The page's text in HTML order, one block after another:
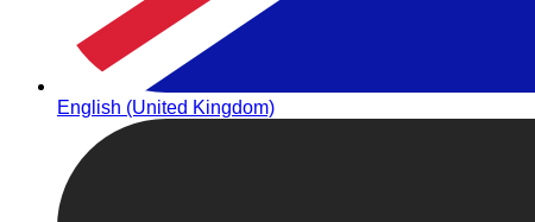
English (United Kingdom)